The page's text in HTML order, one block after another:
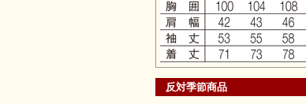
反対季節商品